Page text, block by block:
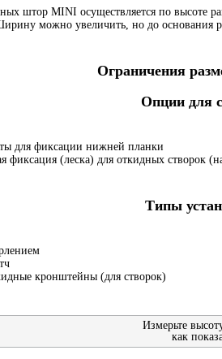
штор MINI осуществляется по высоте
можно увеличить, но до основания
Ограничения
Опции для
для фиксации нижней планки
фиксация (леска) для откидных створок
Типы
кронштейны (для створок)
Измерьте
как